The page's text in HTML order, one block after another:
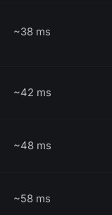
~38 ms
~42 ms
~48 ms
~58 ms